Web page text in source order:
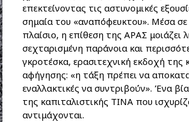
επεκτείνοντας τις αστυνομικές
σημαία του «αναπόφευκτου». Μέσα
πλαίσιο, η επίθεση της ΑΡΑΣ μοιάζει
σεχταρισμένη παράνοια και
γκροτέσκα, ερασιτεχνική εκδοχή της
αφήγησης: «η τάξη πρέπει να
εναλλακτικές να συντριβούν». Ένα
της καπιταλιστικής ΤΙΝΑ που
αντιμάχονται.